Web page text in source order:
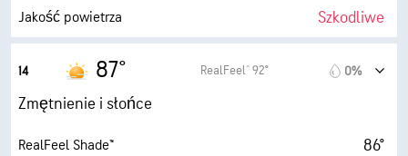
Zachmurzenie 44%
Jakość powietrza Szkodliwe
Maksymalny wskaźnik UV
Porywy wiatru
Wilgotność 47%
14 87° RealFeel® 92° 0%
Zmętnienie i słońce
RealFeel Shade™ 86°